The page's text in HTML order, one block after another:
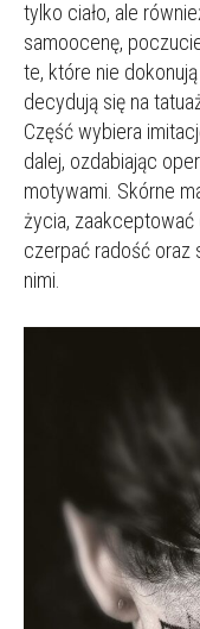
tylko ciało, ale
samoocenę,
te, które nie
decydują się na
Część wybiera
dalej, ozdabiając
motywami. Skórne
życia, zaakceptować
czerpać radość oraz
nimi.